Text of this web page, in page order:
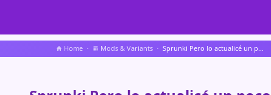
Home Mods & Variants Sprunki Pero lo actualicé un poco